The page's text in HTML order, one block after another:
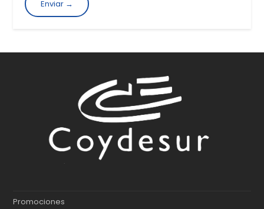
Promociones